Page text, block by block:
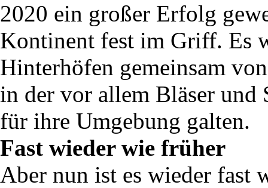
2020 ein großer Erfolg
Kontinent fest im Griff. Es
Hinterhöfen gemeinsam
in der vor allem Bläser und
für ihre Umgebung galten.
Fast wieder wie früher
Aber nun ist es wieder fast